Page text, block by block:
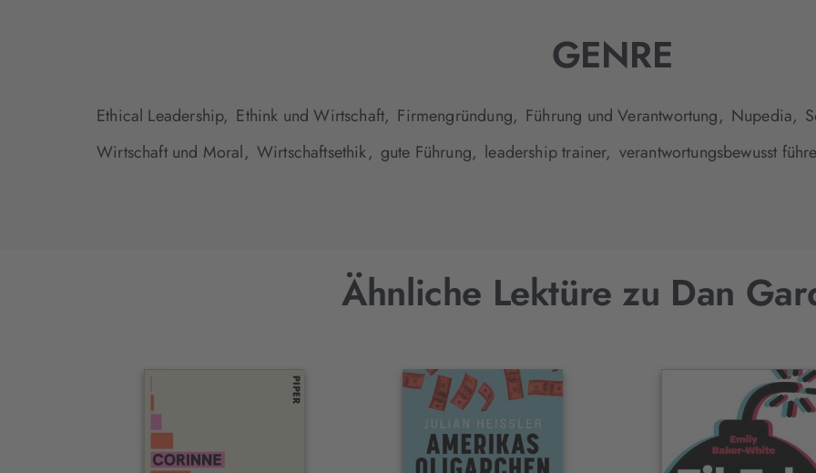
GENRE
Ethical Leadership, Ethink und Wirtschaft, Firmengründung, Führung und Verantwortung, Nupedia,
Wirtschaft und Moral, Wirtschaftsethik, gute Führung, leadership trainer, verantwortungsbewusst
Ähnliche Lektüre zu Dan
Interaktives